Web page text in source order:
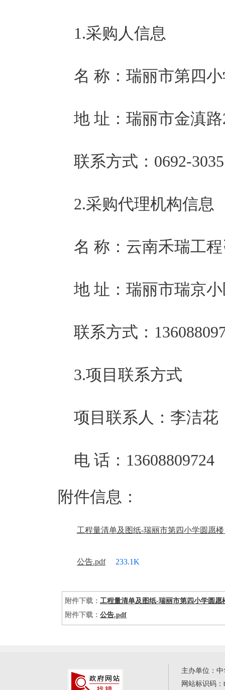
1.采购人信息
名 称： 瑞丽市第四
地 址： 瑞丽市金滇路
联系方式： 0692-
2.采购代理机构
名 称： 云南禾瑞工
地 址： 瑞丽市瑞京
联系方式：
3.项目联系方式
项目联系人： 李洁花
电 话： 13608809724
附件信息：
工程量清单及图纸-瑞丽市第四小学圆愿
公告.pdf 233.1K
附件下载： 工程量清单及图纸-瑞丽市第四小学圆
附件下载： 公告.pdf
主办单位：
网站标识码：